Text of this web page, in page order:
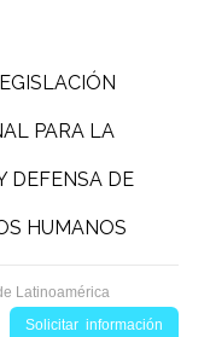
PARA LA
DEFENSA DE
HUMANOS
Latinoamérica
Solicitar información